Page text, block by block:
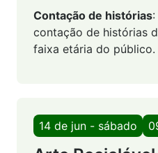
Contação de histórias
contação de histórias
faixa etária do público.
14 de jun - sábado